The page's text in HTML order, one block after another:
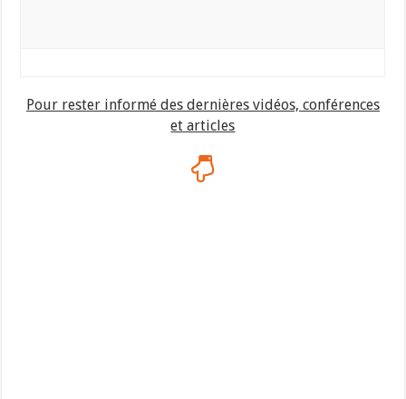
Pour rester informé des dernières vidéos, conférences
et articles